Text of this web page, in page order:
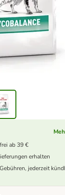
ab 39 €
erhalten
jederzeit